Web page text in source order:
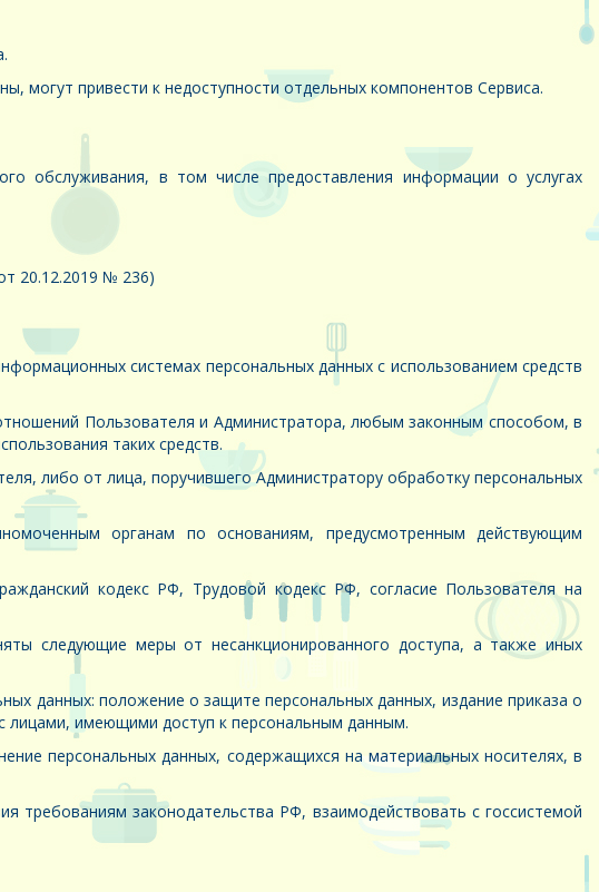
могут привести к недоступности отдельных компонентов Сервиса.
обслуживания, в том числе предоставления информации о услугах
20.12.2019 № 236)
системах персональных данных с использованием средств
Пользователя и Администратора, любым законным способом, в
таких средств.
либо от лица, поручившего Администратору обработку персональных
органам по основаниям, предусмотренным действующим
кодекс РФ, Трудовой кодекс РФ, согласие Пользователя на
следующие меры от несанкционированного доступа, а также иных
данных: положение о защите персональных данных, издание приказа о
лицами, имеющими доступ к персональным данным.
персональных данных, содержащихся на материальных носителях, в
требованиям законодательства РФ, взаимодействовать с госсистемой